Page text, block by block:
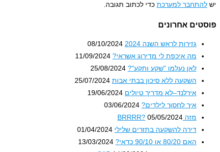
יש להתחבר למערכת כדי לכתוב תגובה.
פוסטים אחרונים
גזירות לראש השנה 2024
08/10/2024
מה איכפת לי מדירוג אשראי? 11/09/2024
לאן נעלמו "שקע ותקע"? 25/08/2024
השקעה ללא סיכון בבתי אבות 25/07/2024
אירלנד–לא מדריך טיולים 19/06/2024
איך לחסוך לילדים? 03/06/2024
מזה BRRRR? 05/05/2024
דירה להשקעה בתזרים שלילי 01/04/2024
האם 80/20 או 90/10 כדאי?
13/03/2024